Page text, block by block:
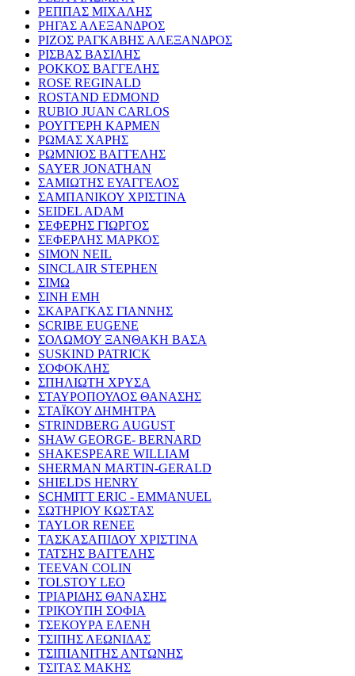
ΡΕΠΠΑΣ ΜΙΧΑΛΗΣ
ΡΗΓΑΣ ΑΛΕΞΑΝΔΡΟΣ
ΡΙΖΟΣ ΡΑΓΚΑΒΗΣ ΑΛΕΞΑΝΔΡΟΣ
ΡΙΣΒΑΣ ΒΑΣΙΛΗΣ
ΡΟΚΚΟΣ ΒΑΓΓΕΛΗΣ
ROSE REGINALD
ROSTAND EDMOND
RUBIO JUAN CARLOS
ΡΟΥΓΓΕΡΗ ΚΑΡΜΕΝ
ΡΩΜΑΣ ΧΑΡΗΣ
ΡΩΜΝΙΟΣ ΒΑΓΓΕΛΗΣ
SAYER JONATHAN
ΣΑΜΙΩΤΗΣ ΕΥΑΓΓΕΛΟΣ
ΣΑΜΠΑΝΙΚΟΥ ΧΡΙΣΤΙΝΑ
SEIDEL ADAM
ΣΕΦΕΡΗΣ ΓΙΩΡΓΟΣ
ΣΕΦΕΡΛΗΣ ΜΑΡΚΟΣ
SIMON NEIL
SINCLAIR STEPHEN
ΣΙΜΩ
ΣΙΝΗ ΕΜΗ
ΣΚΑΡΑΓΚΑΣ ΓΙΑΝΝΗΣ
SCRIBE EUGENE
ΣΟΛΩΜΟΥ ΞΑΝΘΑΚΗ ΒΑΣΑ
SUSKIND PATRICK
ΣΟΦΟΚΛΗΣ
ΣΠΗΛΙΩΤΗ ΧΡΥΣΑ
ΣΤΑΥΡΟΠΟΥΛΟΣ ΘΑΝΑΣΗΣ
ΣΤΑΪΚΟΥ ΔΗΜΗΤΡΑ
STRINDBERG AUGUST
SHAW GEORGE- BERNARD
SHAKESPEARE WILLIAM
SHERMAN MARTIN-GERALD
SHIELDS HENRY
SCHMITT ERIC - EMMANUEL
ΣΩΤΗΡΙΟΥ ΚΩΣΤΑΣ
TAYLOR RENEE
ΤΑΣΚΑΣΑΠΙΔΟΥ ΧΡΙΣΤΙΝΑ
ΤΑΤΣΗΣ ΒΑΓΓΕΛΗΣ
TEEVAN COLIN
TOLSTOY LEO
ΤΡΙΑΡΙΔΗΣ ΘΑΝΑΣΗΣ
ΤΡΙΚΟΥΠΗ ΣΟΦΙΑ
ΤΣΕΚΟΥΡΑ ΕΛΕΝΗ
ΤΣΙΠΗΣ ΛΕΩΝΙΔΑΣ
ΤΣΙΠΙΑΝΙΤΗΣ ΑΝΤΩΝΗΣ
ΤΣΙΤΑΣ ΜΑΚΗΣ